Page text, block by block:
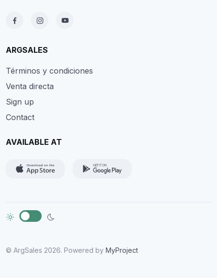
ARGSALES
Términos y condiciones
Venta directa
Sign up
Contact
AVAILABLE AT
© ArgSales 2026. Powered by MyProject